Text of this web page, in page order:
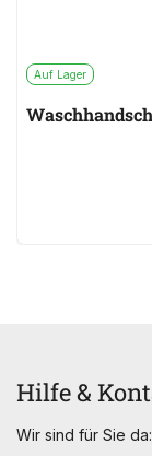
Auf Lager
Hilfe &
Wir sind für Sie da: